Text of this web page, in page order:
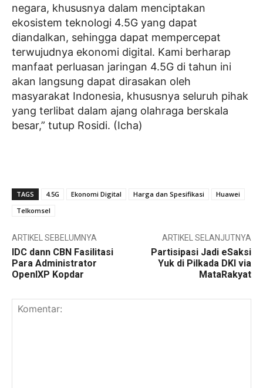
negara, khususnya dalam menciptakan
ekosistem teknologi 4.5G yang dapat
diandalkan, sehingga dapat mempercepat
terwujudnya ekonomi digital. Kami berharap
manfaat perluasan jaringan 4.5G di tahun ini
akan langsung dapat dirasakan oleh
masyarakat Indonesia, khususnya seluruh pihak
yang terlibat dalam ajang olahraga berskala
besar,” tutup Rosidi. (Icha)
TAGS 4.5G Ekonomi Digital Harga dan Spesifikasi
Huawei
Telkomsel
ARTIKEL SEBELUMNYA
IDC dann CBN Fasilitasi
Para Administrator
OpenIXP Kopdar
ARTIKEL SELANJUTNYA
Partisipasi Jadi eSaksi
Yuk di Pilkada DKI via
MataRakyat